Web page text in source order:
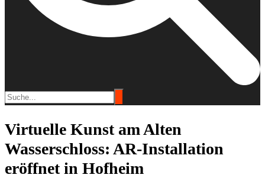
Virtuelle Kunst am Alten
Wasserschloss: AR-Installation
eröffnet in Hofheim